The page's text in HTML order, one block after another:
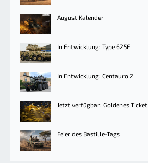
August Kalender
In Entwicklung: Type 625E
In Entwicklung: Centauro 2
Jetzt verfügbar: Goldenes Ticket
Feier des Bastille-Tags